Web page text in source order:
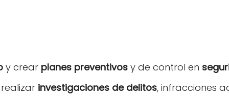
y crear planes preventivos y de control en
investigaciones de delitos, infracciones